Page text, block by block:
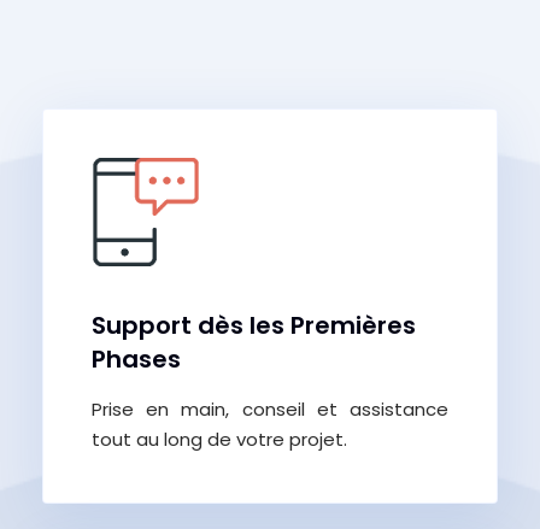
Support dès les Premières
Phases
Prise en main, conseil et assistance
tout au long de votre projet.